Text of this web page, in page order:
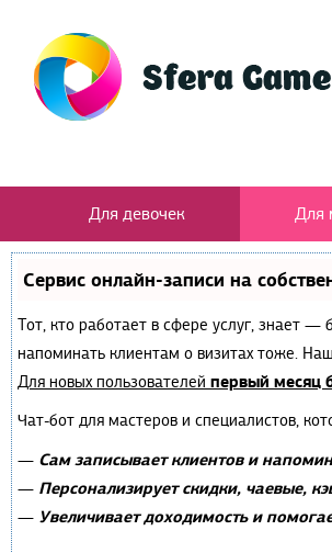
Для девочек Для
Сервис онлайн-записи на
Тот, кто работает в сфере услуг, знает —
напоминать клиентам о визитах тоже.
Для новых пользователей первый месяц
Чат-бот для мастеров и специалистов,
— Сам записывает клиентов и
— Персонализирует скидки, чаевые,
— Увеличивает доходимость и